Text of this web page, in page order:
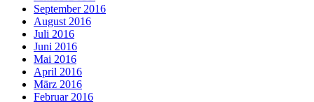
September 2016
August 2016
Juli 2016
Juni 2016
Mai 2016
April 2016
März 2016
Februar 2016